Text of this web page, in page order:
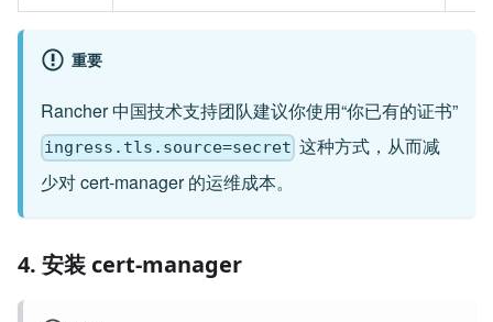
重要
Rancher 中国技术支持团队建议你使用“你已有的证书”
ingress.tls.source=secret 这种方式，从而减
少对 cert-manager 的运维成本。
4. 安装 cert-manager